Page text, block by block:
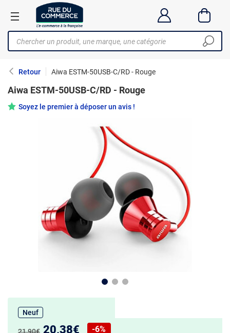
Retour Aiwa ESTM-50USB-C/RD - Rouge
Aiwa ESTM-50USB-C/RD - Rouge
Soyez le premier à déposer un avis !
Neuf
Ancien prix :Nouveau prix :
20,38€
-6%